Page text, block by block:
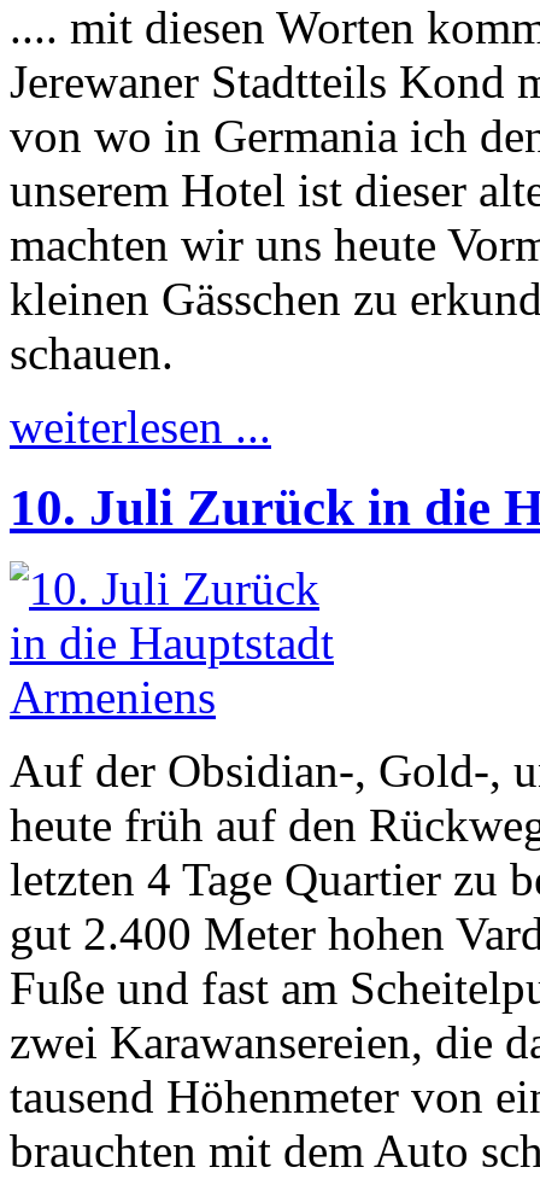
.... mit diesen Worten
Jerewaner Stadtteils Kond
von wo in Germania ich
unserem Hotel ist dieser
machten wir uns heute
kleinen Gässchen zu
schauen.
weiterlesen ...
10. Juli Zurück in die
Auf der Obsidian-, Gold-,
heute früh auf den
letzten 4 Tage Quartier zu
gut 2.400 Meter hohen
Fuße und fast am
zwei Karawansereien, die
tausend Höhenmeter von
brauchten mit dem Auto